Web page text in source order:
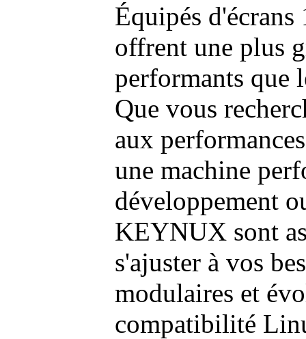
Équipés
offrent une plus
performants que
Que vous
aux
une machine
développement
KEYNUX sont
s'ajuster à vos
modulaires et
compatibilité